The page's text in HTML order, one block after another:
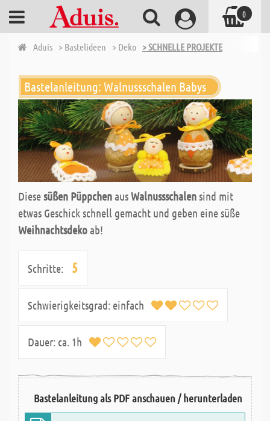
Aduis > Bastelideen > Deko > SCHNELLE PROJEKTE
Bastelanleitung: Walnussschalen Babys
Diesesüßen PüppchenausWalnussschalensind mit
etwas Geschick schnell gemacht und geben eine süße
Weihnachtsdekoab!
Schritte: 5
Schwierigkeitsgrad: einfach
Dauer: ca. 1h
Bastelanleitung als PDF anschauen / herunterladen
0